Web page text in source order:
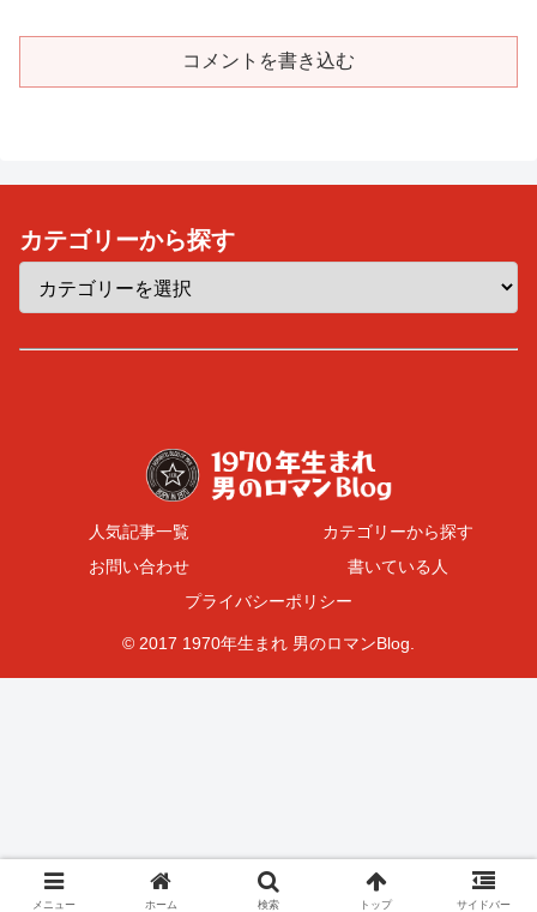
コメントを書き込む
カテゴリーから探す
人気記事一覧
カテゴリーから探す
お問い合わせ
書いている人
プライバシーポリシー
© 2017 1970年生まれ 男のロマンBlog.
メニュー ホーム 検索 トップ サイドバー